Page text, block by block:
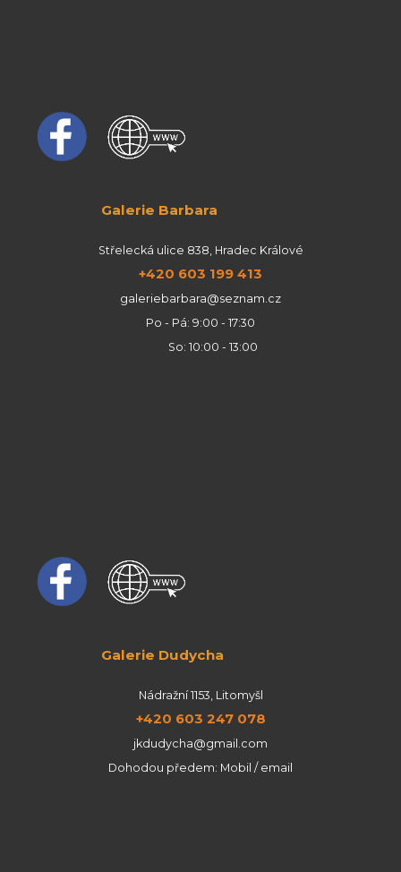
Galerie Barbara
Střelecká ulice 838, Hradec Králové
+420 603 199 413
galeriebarbara@seznam.cz
Po - Pá: 9:00 - 17:30
So: 10:00 - 13:00
Galerie Dudycha
Nádražní 1153, Litomyšl
+420 603 247 078
jkdudycha@gmail.com
Dohodou předem: Mobil / email